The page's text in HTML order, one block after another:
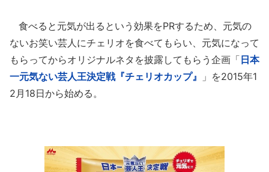
食べると元気が出るという効果をPRするため、元気の
ないお笑い芸人にチェリオを食べてもらい、元気になって
もらってからオリジナルネタを披露してもらう企画「 日本
一元気ない芸人王決定戦『チェリオカップ』
」を2015年1
2月18日から始める。